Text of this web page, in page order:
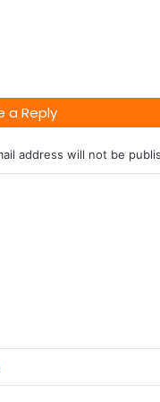
a Reply
address will not be